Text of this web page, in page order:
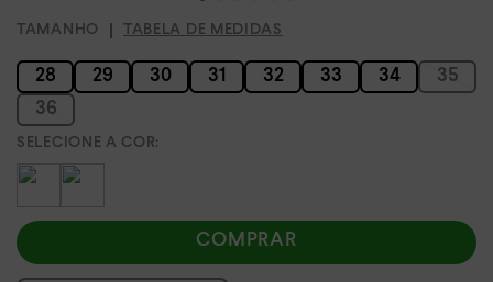
TAMANHO TABELA DE MEDIDAS
28 29 30 31 32 33 34
35
36
COMPRAR